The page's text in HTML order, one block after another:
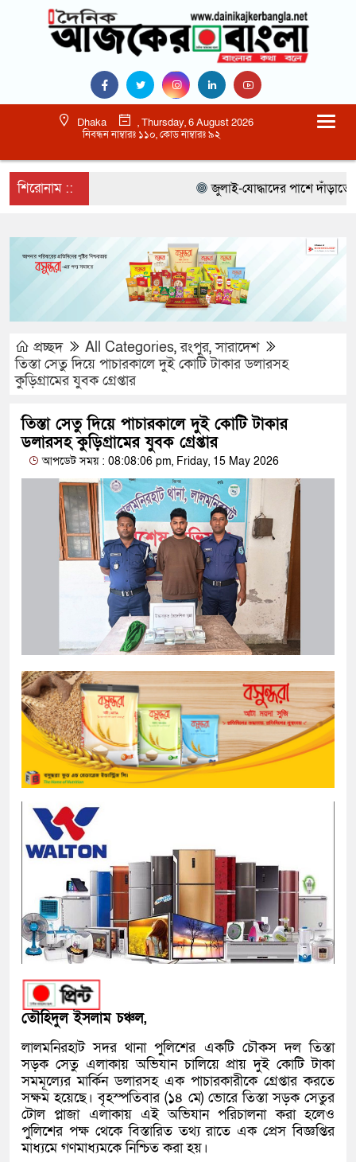
Dhaka
, Thursday, 6 August 2026
নিবন্ধন নাম্বারঃ ১১০, কোড নাম্বারঃ ৯২
শিরোনাম :: জুলাই-যোদ্ধাদের পাশে দাঁড়াতে
প্রচ্ছদ All Categories,রংপুর,সারাদেশ
তিস্তা সেতু দিয়ে পাচারকালে দুই কোটি টাকার ডলারসহ
কুড়িগ্রামের যুবক গ্রেপ্তার
তিস্তা সেতু দিয়ে পাচারকালে দুই কোটি টাকার
ডলারসহ কুড়িগ্রামের যুবক গ্রেপ্তার
আপডেট সময় : 08:08:06 pm, Friday, 15 May 2026
তৌহিদুল ইসলাম চঞ্চল,
লালমনিরহাট সদর থানা পুলিশের একটি চৌকস দল তিস্তা
সড়ক সেতু এলাকায় অভিযান চালিয়ে প্রায় দুই কোটি টাকা
সমমূল্যের মার্কিন ডলারসহ এক পাচারকারীকে গ্রেপ্তার করতে
সক্ষম হয়েছে। বৃহস্পতিবার (১৪ মে) ভোরে তিস্তা সড়ক সেতুর
টোল প্লাজা এলাকায় এই অভিযান পরিচালনা করা হলেও
পুলিশের পক্ষ থেকে বিস্তারিত তথ্য রাতে এক প্রেস বিজ্ঞপ্তির
মাধ্যমে গণমাধ্যমকে নিশ্চিত করা হয়।